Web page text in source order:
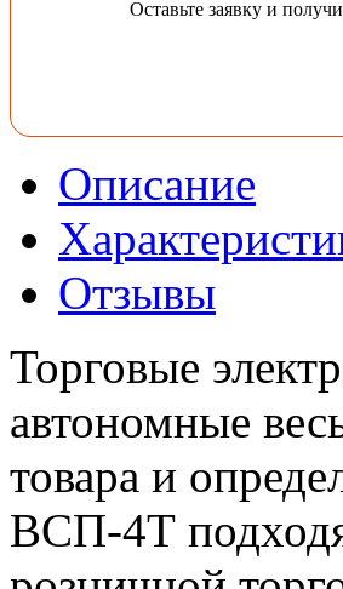
Оставьте заявку и
Описание
Отзывы
Торговые
автономные
товара и
ВСП-4Т